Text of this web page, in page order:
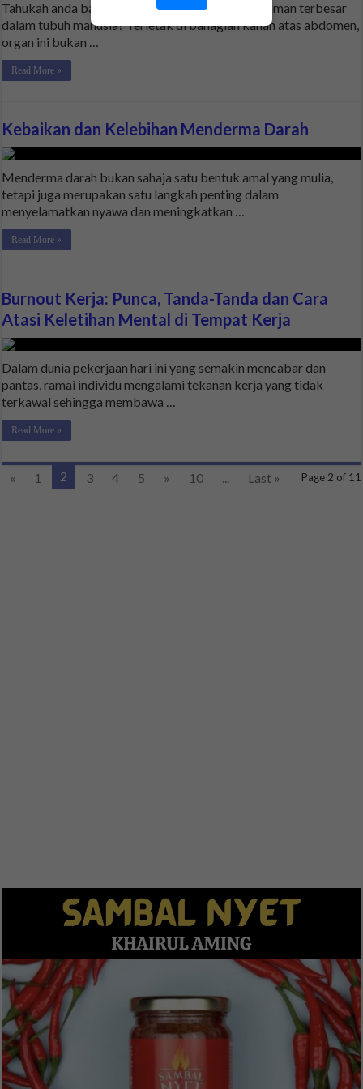
Tahukah anda bahawa hati merupakan organ dalaman terbesar
dalam tubuh manusia? Terletak di bahagian kanan atas abdomen,
organ ini bukan …
Read More »
Kebaikan dan Kelebihan Menderma Darah
Menderma darah bukan sahaja satu bentuk amal yang mulia,
tetapi juga merupakan satu langkah penting dalam
menyelamatkan nyawa dan meningkatkan …
Read More »
Burnout Kerja: Punca, Tanda-Tanda dan Cara
Atasi Keletihan Mental di Tempat Kerja
Dalam dunia pekerjaan hari ini yang semakin mencabar dan
pantas, ramai individu mengalami tekanan kerja yang tidak
terkawal sehingga membawa …
Read More »
Page 2 of 11
« 1 2 3 4 5 » 10 Last »